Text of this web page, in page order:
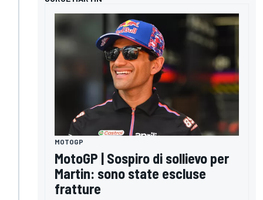
MOTOGP
MotoGP | Sospiro di sollievo per
Martin: sono state escluse
fratture